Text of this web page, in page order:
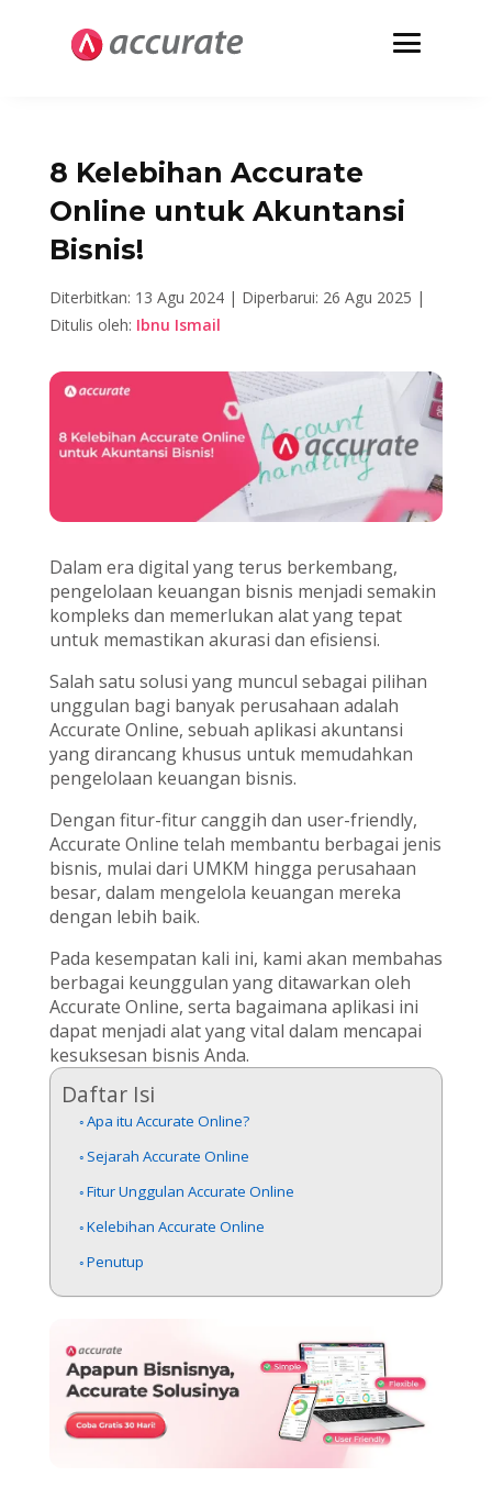
8 Kelebihan Accurate
Online untuk Akuntansi
Bisnis!
Diterbitkan: 13 Agu 2024 | Diperbarui: 26 Agu 2025 |
Ditulis oleh: Ibnu Ismail
Dalam era digital yang terus berkembang,
pengelolaan keuangan bisnis menjadi semakin
kompleks dan memerlukan alat yang tepat
untuk memastikan akurasi dan efisiensi.
Salah satu solusi yang muncul sebagai pilihan
unggulan bagi banyak perusahaan adalah
Accurate Online, sebuah aplikasi akuntansi
yang dirancang khusus untuk memudahkan
pengelolaan keuangan bisnis.
Dengan fitur-fitur canggih dan user-friendly,
Accurate Online telah membantu berbagai jenis
bisnis, mulai dari UMKM hingga perusahaan
besar, dalam mengelola keuangan mereka
dengan lebih baik.
Pada kesempatan kali ini, kami akan membahas
berbagai keunggulan yang ditawarkan oleh
Accurate Online, serta bagaimana aplikasi ini
dapat menjadi alat yang vital dalam mencapai
kesuksesan bisnis Anda.
Daftar Isi
Apa itu Accurate Online?
Sejarah Accurate Online
Fitur Unggulan Accurate Online
Kelebihan Accurate Online
Penutup